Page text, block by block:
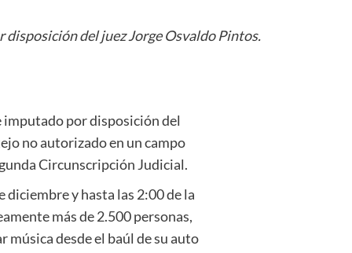
disposición del juez Jorge Osvaldo Pintos.
imputado por disposición del
no autorizado en un campo
Circunscripción Judicial.
diciembre y hasta las 2:00 de la
más de 2.500 personas,
música desde el baúl de su auto